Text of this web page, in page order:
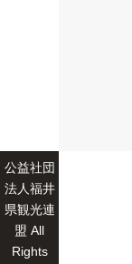
公益社団
法人福井
県観光連
盟 All
Rights